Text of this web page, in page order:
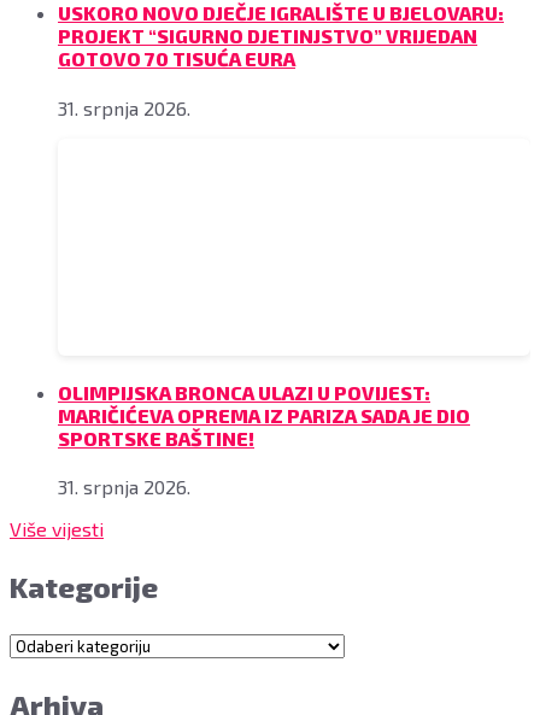
USKORO NOVO DJEČJE IGRALIŠTE U BJELOVARU:
PROJEKT “SIGURNO DJETINJSTVO” VRIJEDAN
GOTOVO 70 TISUĆA EURA
31. srpnja 2026.
OLIMPIJSKA BRONCA ULAZI U POVIJEST:
MARIČIĆEVA OPREMA IZ PARIZA SADA JE DIO
SPORTSKE BAŠTINE!
31. srpnja 2026.
Više vijesti
Kategorije
Kategorije
Arhiva